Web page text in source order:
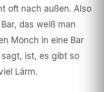
oft nach außen. Also
das weiß man
Mönch in eine Bar
ist, es gibt so
Lärm.